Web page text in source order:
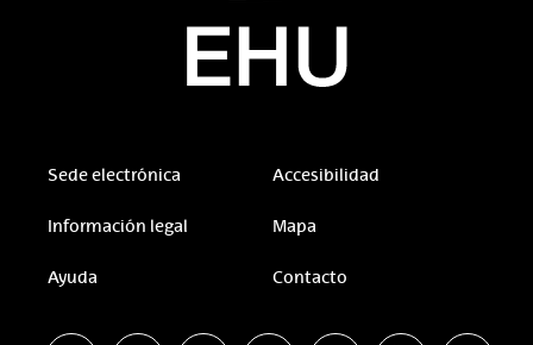
Sede electrónica Accesibilidad
Información legal Mapa
Ayuda Contacto